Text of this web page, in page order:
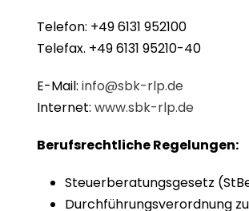
Telefon: +49 6131 952100
Telefax. +49 6131 95210-40
E-Mail:info@sbk-rlp.de
Internet:www.sbk-rlp.de
Berufsrechtliche Regelungen:
Steuerberatungsgesetz
Durchführungsverordnung